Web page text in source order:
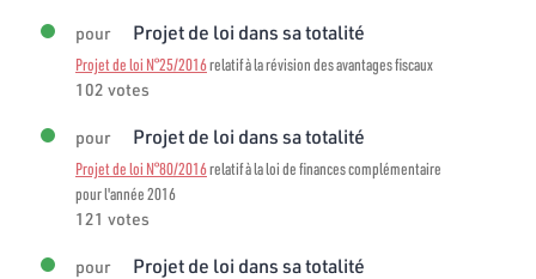
pour Projet de loi dans sa totalité
Projet de loi N°25/2016relatif à la révision des avantages fiscaux
102 votes
pour Projet de loi dans sa totalité
Projet de loi N°80/2016relatif à la loi de finances complémentaire
pour l'année 2016
121 votes
pour Projet de loi dans sa totalité